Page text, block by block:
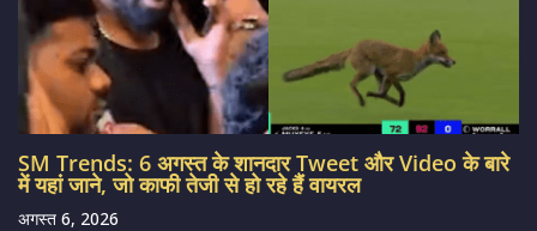
SM Trends: 6 अगस्त के शानदार Tweet और Video के बारे
में यहां जाने, जो काफी तेजी से हो रहे हैं वायरल
अगस्त 6, 2026